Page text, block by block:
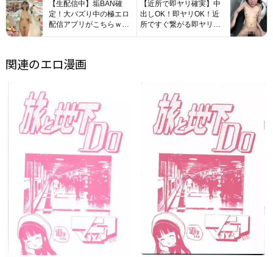
【生配信中】垢BAN確
定！大バズり中の極エロ
配信アプリがこちらｗｗ
【近所で即ヤリ確実】中
出しOK！即ヤリOK！近
所ですぐ繋がる即ヤリア
関連のエロ漫画